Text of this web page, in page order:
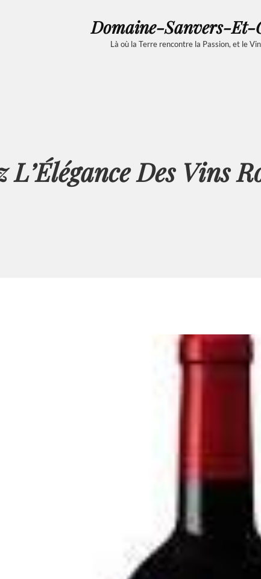
Domaine-Sanvers-Et-
Là où la Terre rencontre la Passion, et le
L’Élégance Des Vins